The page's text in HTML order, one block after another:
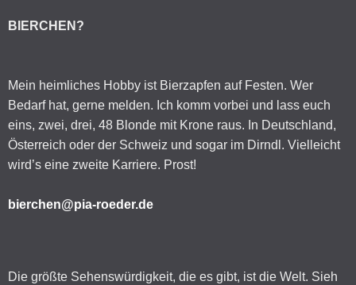
BIERCHEN?
Mein heimliches Hobby ist Bierzapfen auf Festen. Wer
Bedarf hat, gerne melden. Ich komm vorbei und lass euch
eins, zwei, drei, 48 Blonde mit Krone raus. In Deutschland,
Österreich oder der Schweiz und sogar im Dirndl. Vielleicht
wird’s eine zweite Karriere. Prost!
bierchen@pia-roeder.de
Die größte Sehenswürdigkeit, die es gibt, ist die Welt. Sieh